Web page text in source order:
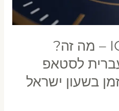
ICT Silver Bullet – מה זה?
לסטאפ
בשעון ישראל